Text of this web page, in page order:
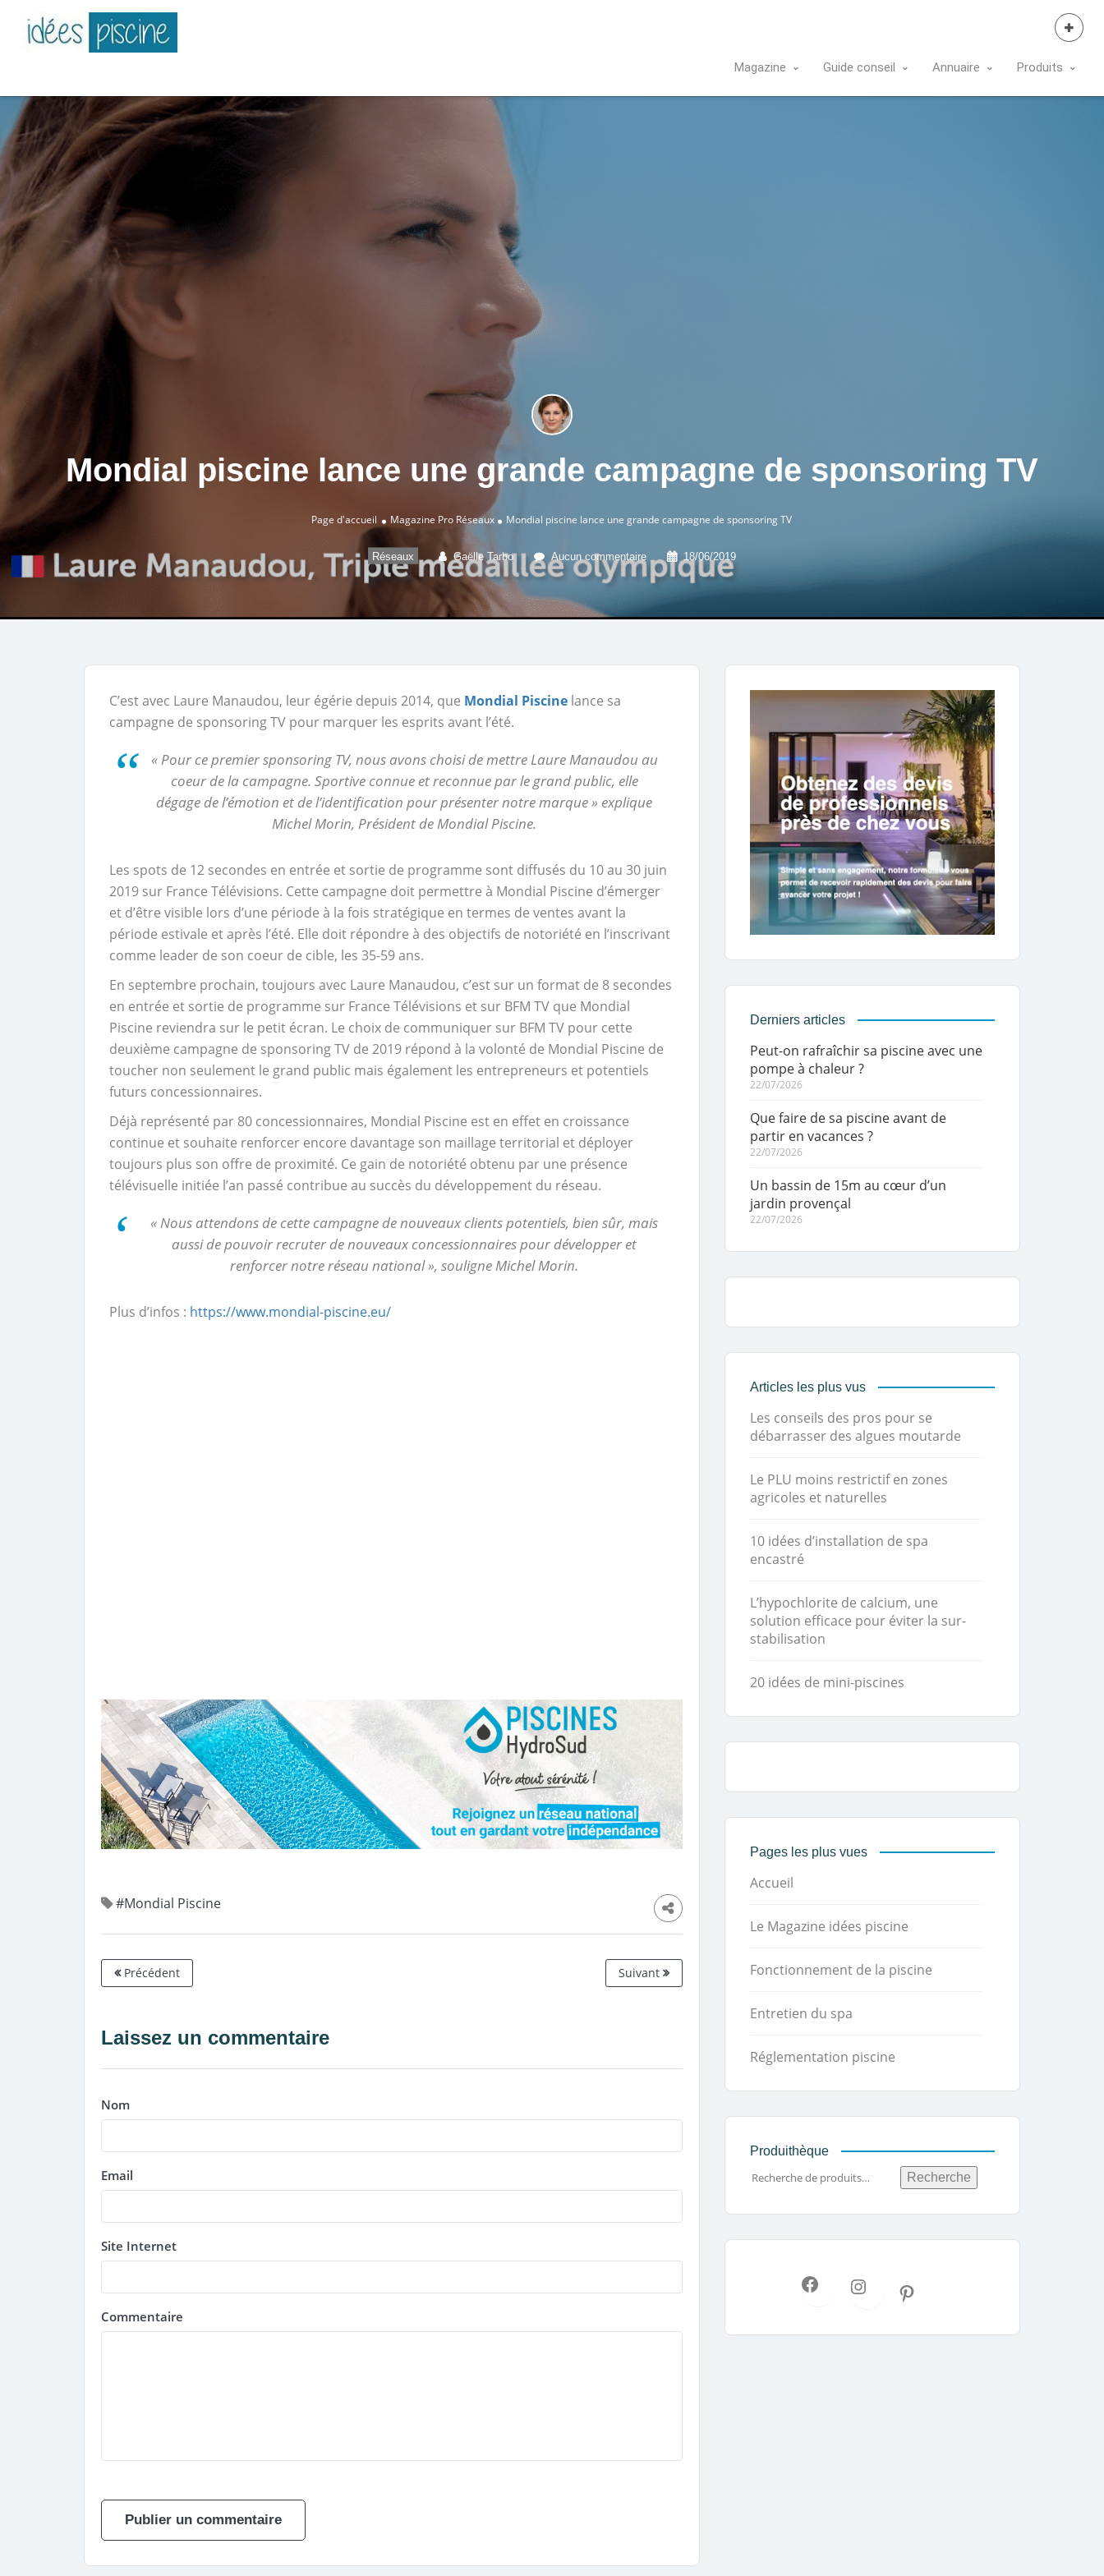
Magazine Guide conseil Annuaire Produits
Mondial piscine lance une grande campagne de sponsoring TV
Page d'accueil Magazine Pro Réseaux Mondial piscine lance une grande campagne de sponsoring TV
Réseaux Gaëlle Tarbo Aucun commentaire 18/06/2019
C’est avec Laure Manaudou, leur égérie depuis 2014, que Mondial Piscine lance sa
campagne de sponsoring TV pour marquer les esprits avant l’été.
« Pour ce premier sponsoring TV, nous avons choisi de mettre Laure Manaudou au
coeur de la campagne. Sportive connue et reconnue par le grand public, elle
dégage de l’émotion et de l’identification pour présenter notre marque » explique
Michel Morin, Président de Mondial Piscine.
Les spots de 12 secondes en entrée et sortie de programme sont diffusés du 10 au 30 juin
2019 sur France Télévisions. Cette campagne doit permettre à Mondial Piscine d’émerger
et d’être visible lors d’une période à la fois stratégique en termes de ventes avant la
période estivale et après l’été. Elle doit répondre à des objectifs de notoriété en l’inscrivant
comme leader de son coeur de cible, les 35-59 ans.
En septembre prochain, toujours avec Laure Manaudou, c’est sur un format de 8 secondes
en entrée et sortie de programme sur France Télévisions et sur BFM TV que Mondial
Piscine reviendra sur le petit écran. Le choix de communiquer sur BFM TV pour cette
deuxième campagne de sponsoring TV de 2019 répond à la volonté de Mondial Piscine de
toucher non seulement le grand public mais également les entrepreneurs et potentiels
futurs concessionnaires.
Déjà représenté par 80 concessionnaires, Mondial Piscine est en effet en croissance
continue et souhaite renforcer encore davantage son maillage territorial et déployer
toujours plus son offre de proximité. Ce gain de notoriété obtenu par une présence
télévisuelle initiée l’an passé contribue au succès du développement du réseau.
« Nous attendons de cette campagne de nouveaux clients potentiels, bien sûr, mais
aussi de pouvoir recruter de nouveaux concessionnaires pour développer et
renforcer notre réseau national », souligne Michel Morin.
Plus d’infos : https://www.mondial-piscine.eu/
#Mondial Piscine
Précédent Suivant
Laissez un commentaire
Nom
Email
Site Internet
Commentaire
Derniers articles
Peut-on rafraîchir sa piscine avec une
pompe à chaleur ?
22/07/2026
Que faire de sa piscine avant de
partir en vacances ?
22/07/2026
Un bassin de 15m au cœur d’un
jardin provençal
22/07/2026
Articles les plus vus
Les conseils des pros pour se
débarrasser des algues moutarde
Le PLU moins restrictif en zones
agricoles et naturelles
10 idées d’installation de spa
encastré
L’hypochlorite de calcium, une
solution efficace pour éviter la sur-
stabilisation
20 idées de mini-piscines
Pages les plus vues
Accueil
Le Magazine idées piscine
Fonctionnement de la piscine
Entretien du spa
Réglementation piscine
Produithèque
Recherche